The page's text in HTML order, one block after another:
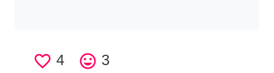
favorite_border 4 tag_faces 3